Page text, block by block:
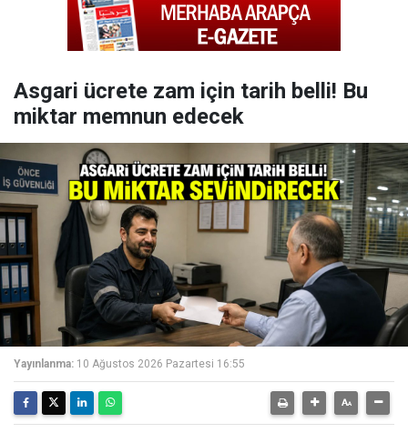
Asgari ücrete zam için tarih belli! Bu
miktar memnun edecek
Yayınlanma: 10 Ağustos 2026 Pazartesi 16:55